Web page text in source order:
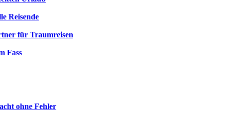
Reisende
für Traumreisen
Fass
ohne Fehler